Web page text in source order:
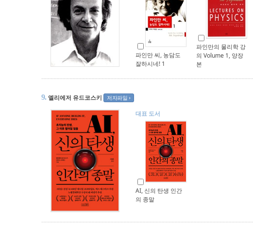
파인만 씨, 농담도
잘하시네! 1
파인만의 물리학 강
의 Volume 1, 양장
본
9. 엘리에저 유드코스키 저자파일
대표 도서
AI, 신의 탄생 인간
의 종말